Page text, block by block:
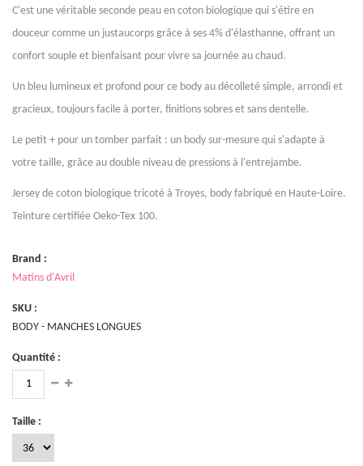
C'est une véritable seconde peau en coton biologique qui s'étire en
douceur comme un justaucorps grâce à ses 4% d'élasthanne, offrant un
confort souple et bienfaisant pour vivre sa journée au chaud.
Un bleu lumineux et profond pour ce body au décolleté simple, arrondi et
gracieux, toujours facile à porter, finitions sobres et sans dentelle.
Le petit + pour un tomber parfait : un body sur-mesure qui s'adapte à
votre taille, grâce au double niveau de pressions à l'entrejambe.
Jersey de coton biologique tricoté à Troyes, body fabriqué en Haute-Loire.
Teinture certifiée Oeko-Tex 100.
Brand :
Matins d'Avril
SKU :
BODY - MANCHES LONGUES
Quantité :
Taille :